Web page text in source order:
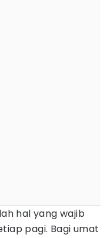
hal yang wajib
pagi. Bagi umat